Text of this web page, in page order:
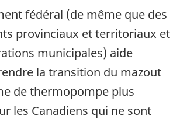
fédéral (de même que des
provinciaux et territoriaux et
municipales) aide
la transition du mazout
de thermopompe plus
les Canadiens qui ne sont